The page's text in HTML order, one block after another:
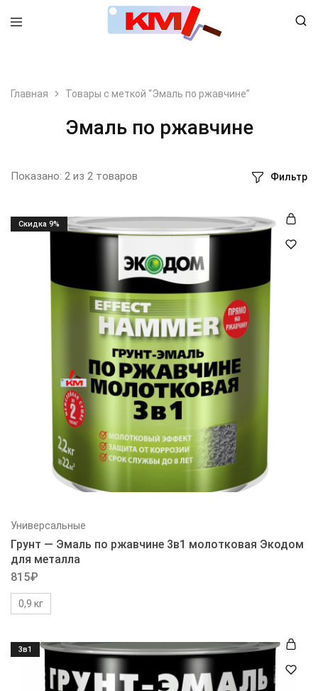
8 (495) 798-99-78
Главная Товары с меткой “Эмаль по ржавчине”
Эмаль по ржавчине
Показано: 2 из 2 товаров Фильтр
Cкидка 9%
Универсальные
Грунт — Эмаль по ржавчине 3в1 молотковая Экодом
для металла
815₽
0,9 кг
3в1